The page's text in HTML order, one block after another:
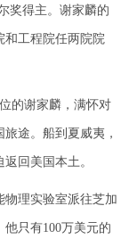
奖得主。谢家麟的
和工程院任两院院
的谢家麟，满怀对
途。船到夏威夷，
回美国本土。
理实验室派往芝加
只有100万美元的